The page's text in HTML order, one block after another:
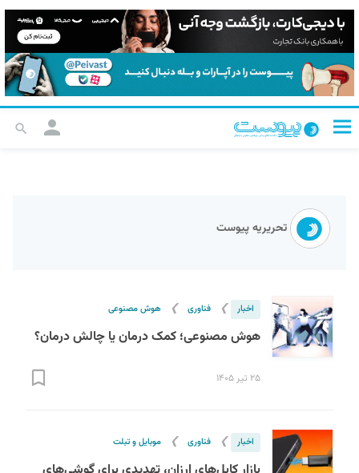
تحریریه پیوست
اخبار ❯ فناوری ❯ هوش مصنوعی
هوش مصنوعی؛ کمک درمان یا چالش درمان؟
۲۵ تیر ۱۴۰۵
اخبار ❯ فناوری ❯ موبایل و تبلت